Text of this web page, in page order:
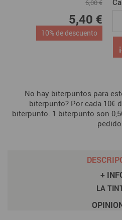
6,00 €
5,40 €
10% de descuento
No hay biterpuntos para
biterpunto? Por cada 10€
biterpunto. 1 biterpunto son
+
LA